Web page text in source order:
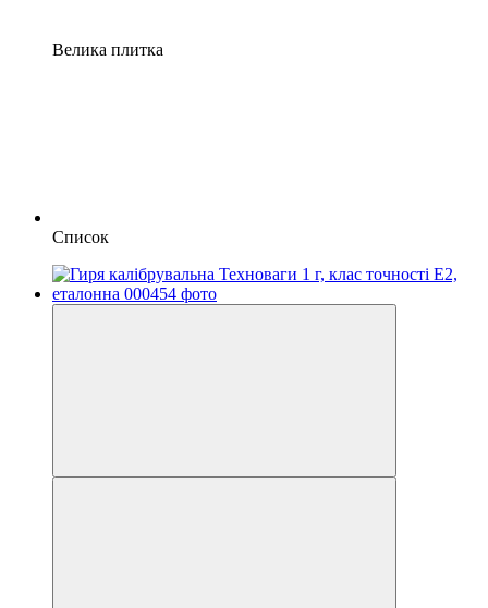
Велика плитка
Список